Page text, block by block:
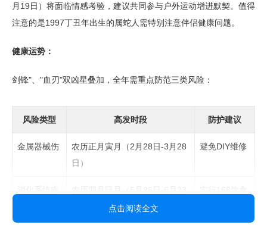
月19日）将面临情感考验，建议共同参与户外运动增进默契。值得
注意的是1997丁丑年出生的属蛇人需特别注意伴侣健康问题。
健康运势：
剑锋"、"血刃"双凶星叠加，全年需重点防范三类风险：
风险类型 高发时段 防护建议
金属器械伤
农历正月寅月（2月28日-3月28
日）
避免DIY维修
消化系统疾
农历四月巳月（5月26日-6月23
实行168饮食
点击阅读全文